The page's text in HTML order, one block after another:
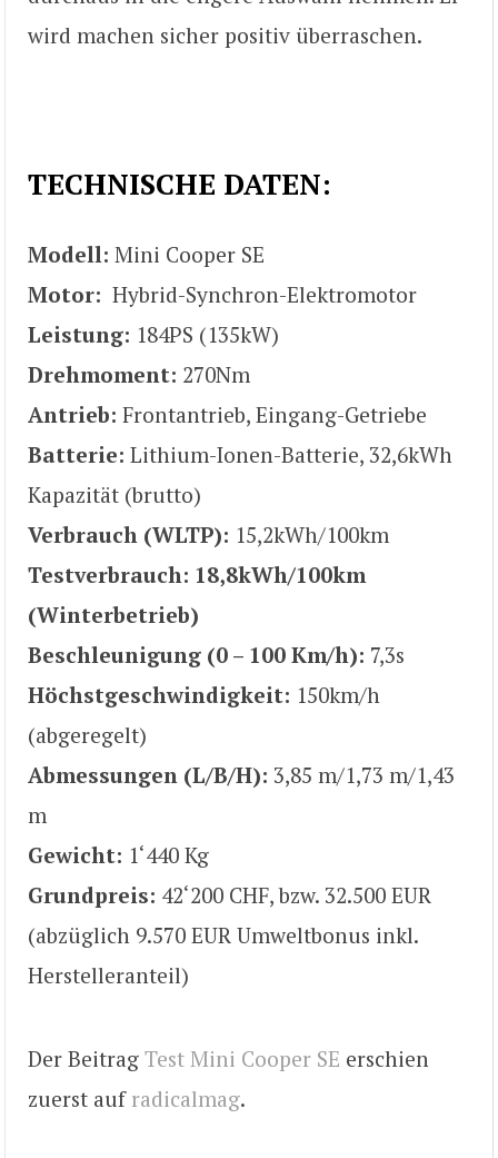
wird machen sicher positiv überraschen.
TECHNISCHE DATEN:
Modell: Mini Cooper SE
Motor: Hybrid-Synchron-Elektromotor
Leistung: 184PS (135kW)
Drehmoment: 270Nm
Antrieb: Frontantrieb, Eingang-Getriebe
Batterie: Lithium-Ionen-Batterie, 32,6kWh
Kapazität (brutto)
Verbrauch (WLTP): 15,2kWh/100km
Testverbrauch: 18,8kWh/100km
(Winterbetrieb)
Beschleunigung (0 – 100 Km/h): 7,3s
Höchstgeschwindigkeit: 150km/h
(abgeregelt)
Abmessungen (L/B/H): 3,85 m/1,73 m/1,43
m
Gewicht: 1‘440 Kg
Grundpreis: 42‘200 CHF, bzw. 32.500 EUR
(abzüglich 9.570 EUR Umweltbonus inkl.
Herstelleranteil)
Der Beitrag Test Mini Cooper SE erschien
zuerst auf radicalmag.